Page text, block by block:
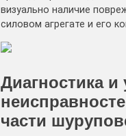
визуально наличие
силовом агрегате и его
Диагностика и
части